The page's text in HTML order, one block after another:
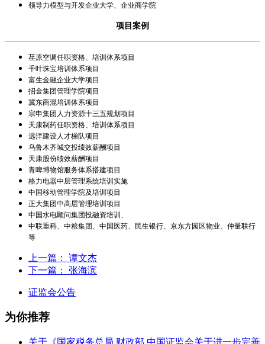
领导力模型与开发企业大学、企业商学院
项目案例
荏原空调任职资格、培训体系项目
千叶珠宝培训体系项目
富生金融企业大学项目
招金集团管理学院项目
冀东商混培训体系项目
宗申集团人力资源十三五规划项目
天康制药任职资格、培训体系项目
远洋建设人才梯队项目
乌鲁木齐城交投绩效薪酬项目
天康股份绩效薪酬项目
青啤博物馆服务体系搭建项目
格力电器中层管理系统培训实施
中国移动管理学院及培训项目
正大集团中高层管理培训项目
中国水电顾问集团投融资培训、
中联重科、中粮集团、中国医药、民生银行、京东方园区物业、仲量联行
等
上一篇： 谭文杰
下一篇： 张海滨
证监会公告
为你推荐